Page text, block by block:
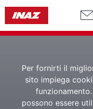
Per fornirti il
sito impiega
possono essere